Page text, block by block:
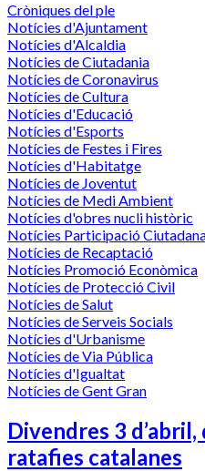
Cròniques del ple
Notícies d'Ajuntament
Notícies d'Alcaldia
Notícies de Ciutadania
Notícies de Coronavirus
Notícies de Cultura
Notícies d'Educació
Notícies d'Esports
Notícies de Festes i Fires
Notícies d'Habitatge
Notícies de Joventut
Notícies de Medi Ambient
Notícies d'obres nucli històric
Notícies Participació
Notícies de Recaptació
Notícies Promoció Econòmica
Notícies de Protecció Civil
Notícies de Salut
Notícies de Serveis Socials
Notícies d'Urbanisme
Notícies de Via Pública
Notícies d'Igualtat
Notícies de Gent Gran
Divendres 3
ratafies catalanes